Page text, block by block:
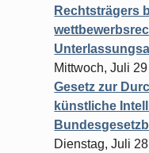
Rechtsträgers
Mittwoch, Juli
Gesetz zur
künstliche
Dienstag, Juli